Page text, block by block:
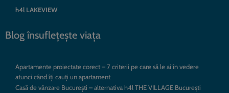
h4l LAKEVIEW
Blog însuflețește viața
Apartamente proiectate corect – 7 criterii pe care să le ai în vedere
atunci când îți cauți un apartament
Casă de vânzare București – alternativa h4l THE VILLAGE București